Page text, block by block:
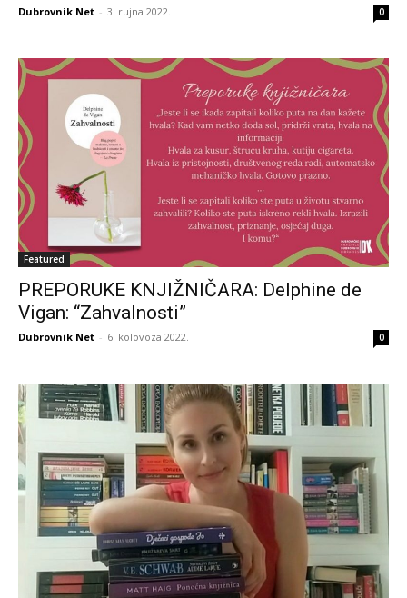
Dubrovnik Net - 3. rujna 2022. 0
Featured
PREPORUKE KNJIŽNIČARA: Delphine de
Vigan: “Zahvalnosti”
Dubrovnik Net - 6. kolovoza 2022. 0